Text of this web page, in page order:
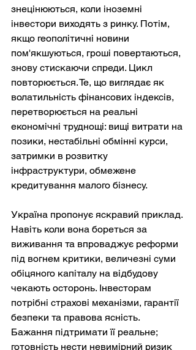
знецінюються, коли іноземні
інвестори виходять з ринку. Потім,
якщо геополітичні новини
пом'якшуються, гроші повертаються,
знову стискаючи спреди. Цикл
повторюється. Те, що виглядає як
волатильність фінансових індексів,
перетворюється на реальні
економічні труднощі: вищі витрати на
позики, нестабільні обмінні курси,
затримки в розвитку
інфраструктури, обмежене
кредитування малого бізнесу.
Україна пропонує яскравий приклад.
Навіть коли вона бореться за
виживання та впроваджує реформи
під вогнем критики, величезні суми
обіцяного капіталу на відбудову
чекають осторонь. Інвесторам
потрібні страхові механізми, гарантії
безпеки та правова ясність.
Бажання підтримати її реальне;
готовність нести невимірний ризик